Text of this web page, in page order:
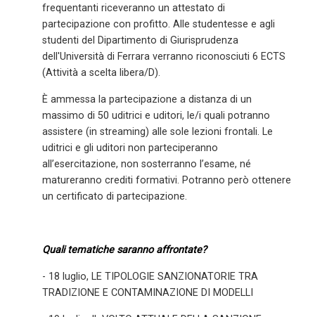
frequentanti riceveranno un attestato di
partecipazione con profitto. Alle studentesse e agli
studenti del Dipartimento di Giurisprudenza
dell'Università di Ferrara verranno riconosciuti 6 ECTS
(Attività a scelta libera/D).
È ammessa la partecipazione a distanza di un
massimo di 50 uditrici e uditori, le/i quali potranno
assistere (in streaming) alle sole lezioni frontali. Le
uditrici e gli uditori non parteciperanno
all’esercitazione, non sosterranno l’esame, né
matureranno crediti formativi. Potranno però ottenere
un certificato di partecipazione.
Quali tematiche saranno affrontate?
- 18 luglio, LE TIPOLOGIE SANZIONATORIE TRA
TRADIZIONE E CONTAMINAZIONE DI MODELLI